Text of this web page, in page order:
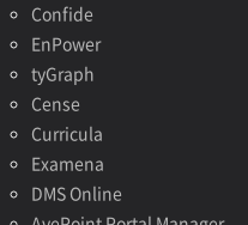
Confide
EnPower
tyGraph
Cense
Curricula
Examena
DMS Online